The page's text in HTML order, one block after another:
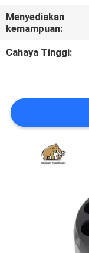
BERITA
KASUS
PRIVACY
POLICY
Menyediakan
kemampuan:
Cahaya Tinggi: